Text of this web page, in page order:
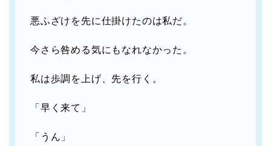
悪ふざけを先に仕掛けたのは私だ。
今さら咎める気にもなれなかった。
私は歩調を上げ、先を行く。
「早く来て」
「うん」